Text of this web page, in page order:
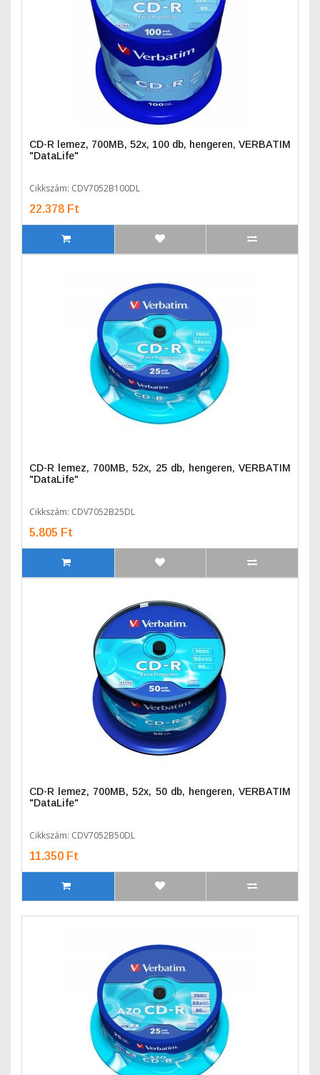
CD-R lemez, 700MB, 52x, 100 db, hengeren, VERBATIM
"DataLife"
Cikkszám: CDV7052B100DL
22.378 Ft
CD-R lemez, 700MB, 52x, 25 db, hengeren, VERBATIM
"DataLife"
Cikkszám: CDV7052B25DL
5.805 Ft
CD-R lemez, 700MB, 52x, 50 db, hengeren, VERBATIM
"DataLife"
Cikkszám: CDV7052B50DL
11.350 Ft